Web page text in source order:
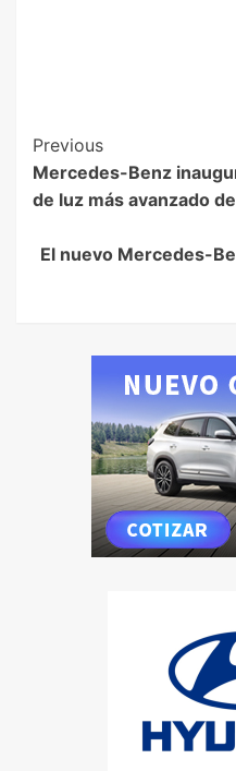
Previous
Mercedes-Benz
de luz más avanzado
El nuevo Mercedes-